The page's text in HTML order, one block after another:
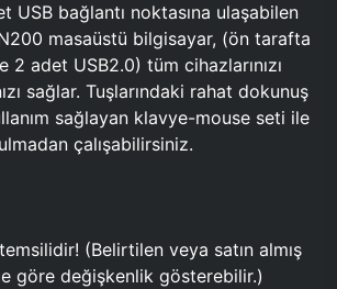
USB bağlantı noktasına ulaşabilen
masaüstü bilgisayar, (ön tarafta
2 adet USB2.0) tüm cihazlarınızı
sağlar. Tuşlarındaki rahat dokunuş
sağlayan klavye-mouse seti ile
çalışabilirsiniz.
(Belirtilen veya satın almış
göre değişkenlik gösterebilir.)